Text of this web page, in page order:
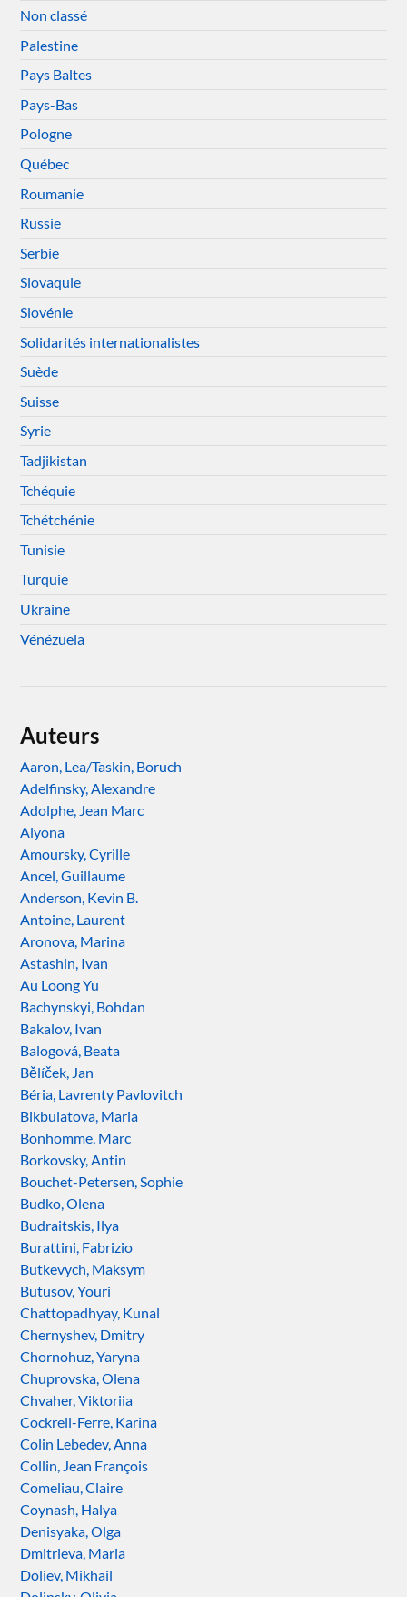
Non classé
Palestine
Pays Baltes
Pays-Bas
Pologne
Québec
Roumanie
Russie
Serbie
Slovaquie
Slovénie
Solidarités internationalistes
Suède
Suisse
Syrie
Tadjikistan
Tchéquie
Tchétchénie
Tunisie
Turquie
Ukraine
Vénézuela
Auteurs
Aaron, Lea/Taskin, Boruch
Adelfinsky, Alexandre
Adolphe, Jean Marc
Alyona
Amoursky, Cyrille
Ancel, Guillaume
Anderson, Kevin B.
Antoine, Laurent
Aronova, Marina
Astashin, Ivan
Au Loong Yu
Bachynskyi, Bohdan
Bakalov, Ivan
Balogová, Beata
Bělíček, Jan
Béria, Lavrenty Pavlovitch
Bikbulatova, Maria
Bonhomme, Marc
Borkovsky, Antin
Bouchet-Petersen, Sophie
Budko, Olena
Budraitskis, Ilya
Burattini, Fabrizio
Butkevych, Maksym
Butusov, Youri
Chattopadhyay, Kunal
Chernyshev, Dmitry
Chornohuz, Yaryna
Chuprovska, Olena
Chvaher, Viktoriia
Cockrell-Ferre, Karina
Colin Lebedev, Anna
Collin, Jean François
Comeliau, Claire
Coynash, Halya
Denisyaka, Olga
Dmitrieva, Maria
Doliev, Mikhail